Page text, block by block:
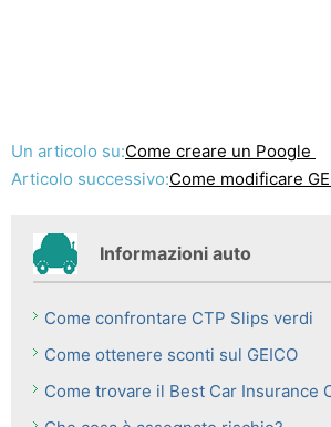
Un articolo su:Come creare un Poogle
Articolo successivo:Come modificare
Informazioni auto
Come confrontare CTP Slips verdi
Come ottenere sconti sul GEICO
Come trovare il Best Car Insurance